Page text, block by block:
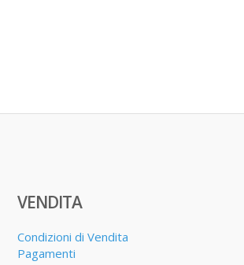
VENDITA
Condizioni di Vendita
Pagamenti